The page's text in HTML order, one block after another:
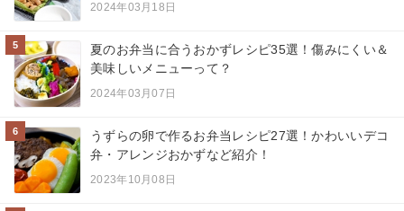
2024年03月18日
5
夏のお弁当に合うおかずレシピ35選！傷みにくい＆
美味しいメニューって？
2024年03月07日
6
うずらの卵で作るお弁当レシピ27選！かわいいデコ
弁・アレンジおかずなど紹介！
2023年10月08日